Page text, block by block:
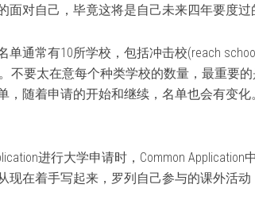
面对自己，毕竟这将是自己未来四年要度过
单通常有10所学校，包括冲击校(reach
不要太在意每个种类学校的数量，最重要
，随着申请的开始和继续，名单也会有变化
进行大学申请时，Common
现在着手写起来，罗列自己参与的课外活